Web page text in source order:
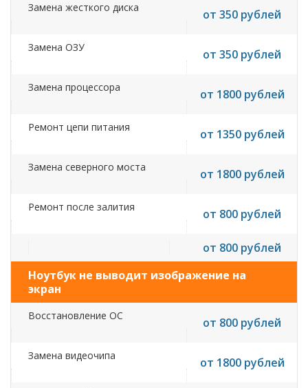
Замена жесткого диска от 350 рублей
Замена ОЗУ от 350 рублей
Замена процессора от 1800 рублей
Ремонт цепи питания от 1350 рублей
Замена северного моста от 1800 рублей
Ремонт после залития от 800 рублей
от 800 рублей
Ноутбук не выводит изображение на
экран
Восстановление ОС от 800 рублей
Замена видеочипа от 1800 рублей